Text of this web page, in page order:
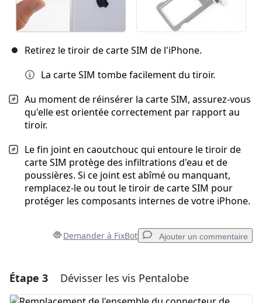
Retirez le tiroir de carte SIM de l'iPhone.
La carte SIM tombe facilement du tiroir.
Au moment de réinsérer la carte SIM, assurez-vous
qu'elle est orientée correctement par rapport au
tiroir.
Le fin joint en caoutchouc qui entoure le tiroir de
carte SIM protège des infiltrations d'eau et de
poussières. Si ce joint est abîmé ou manquant,
remplacez-le ou tout le tiroir de carte SIM pour
protéger les composants internes de votre iPhone.
Demander à FixBot Ajouter un commentaire
Ajouter un commentaire
Étape 3 Dévisser les vis Pentalobe